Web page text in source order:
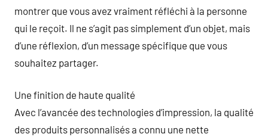
montrer que vous avez vraiment réfléchi à la personne
qui le reçoit. Il ne s’agit pas simplement d’un objet, mais
d’une réflexion, d’un message spécifique que vous
souhaitez partager.
Une finition de haute qualité
Avec l’avancée des technologies d’impression, la qualité
des produits personnalisés a connu une nette